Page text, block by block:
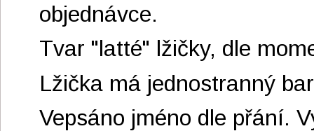
objednávce.
Tvar "latté" lžičky, dle
Lžička má jednostranný
Vepsáno jméno dle přání.